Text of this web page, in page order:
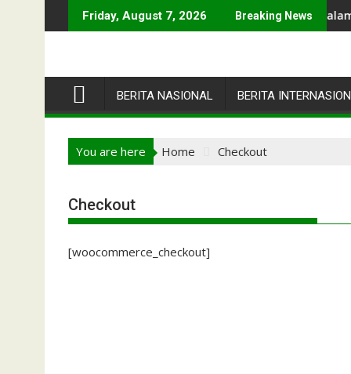
to
Friday, August 7, 2026 Breaking News
UTARAPengurus KOMNAS PPLH Turut Serta Dalam
BERITA NASIONAL BERITA
You are here Home Checkout
Checkout
[woocommerce_checkout]